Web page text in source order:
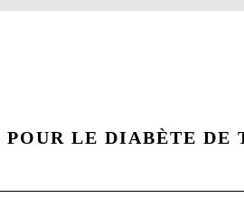
LE DIABÈTE DE